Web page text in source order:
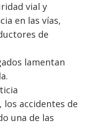
vial y
en las vías,
de
lamentan
los accidentes de
una de las